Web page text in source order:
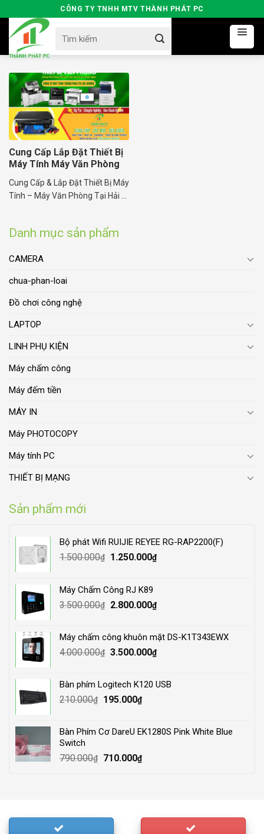
to
content
CÔNG TY TNHH MTV THÀNH PHÁT PC
for:
Danh mục sản phẩm
CAMERA
chua-phan-loai
Đồ chơi công nghệ
LAPTOP
LINH PHỤ KIỆN
Máy chấm công
Máy đếm tiền
MÁY IN
Máy PHOTOCOPY
Máy tính PC
THIẾT BỊ MẠNG
Sản phẩm mới
Bộ phát Wifi RUIJIE REYEE RG-RAP2200(F)
1.500.000₫
Original
1.500.000₫.
1.250.000₫Current
Máy Chấm Công RJ K89
3.500.000₫
Original
3.500.000₫.
2.800.000₫Current
2.800.000₫.
Máy chấm công khuôn mặt DS-K1T343EWX
4.000.000₫ Original
4.000.000₫.
3.500.000₫Current
3.500.000₫.
Bàn phím Logitech K120 USB
210.000₫
Original
210.000₫.
195.000₫Current
195.000₫.
Bàn Phím Cơ DareU EK1280S Pink White Blue
Switch
790.000₫
Original
710.000₫Current
Cung Cấp Lắp Đặt Thiết Bị
Máy Tính Máy Văn Phòng
Hải Dương
Cung Cấp & Lắp Đặt Thiết Bị Máy
Tính – Máy Văn Phòng Tại Hải ...